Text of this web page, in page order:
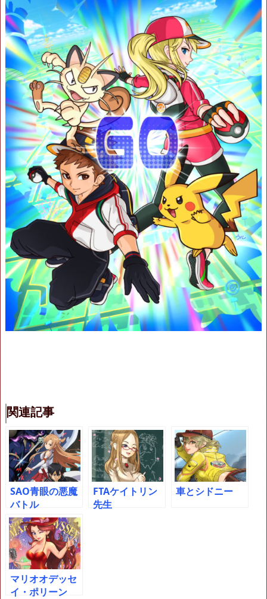
関連記事
SAO青眼の悪魔
バトル
FTAケイトリン
先生
車とシドニー
マリオオデッセ
イ・ポリーン